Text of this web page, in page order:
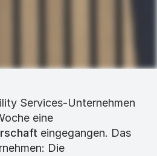
Services-Unternehmen
eine
eingegangen. Das
Die